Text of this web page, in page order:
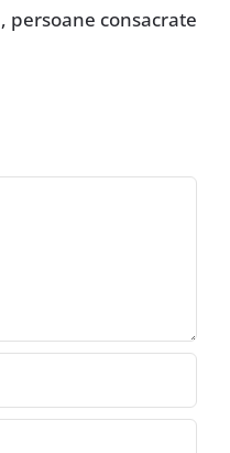
persoane consacrate